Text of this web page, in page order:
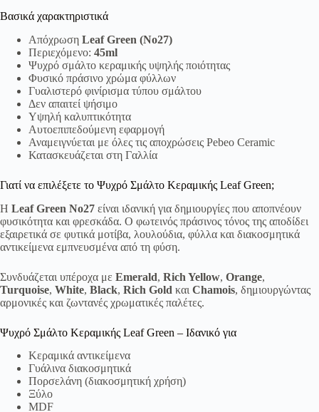
Βασικά χαρακτηριστικά
Απόχρωση Leaf Green (No27)
Περιεχόμενο: 45ml
Ψυχρό σμάλτο κεραμικής υψηλής ποιότητας
Φυσικό πράσινο χρώμα φύλλων
Γυαλιστερό φινίρισμα τύπου σμάλτου
Δεν απαιτεί ψήσιμο
Υψηλή καλυπτικότητα
Αυτοεπιπεδούμενη εφαρμογή
Αναμειγνύεται με όλες τις αποχρώσεις Pebeo Ceramic
Κατασκευάζεται στη Γαλλία
Γιατί να επιλέξετε το Ψυχρό Σμάλτο Κεραμικής Leaf Green;
Η Leaf Green No27 είναι ιδανική για δημιουργίες που αποπνέουν
φυσικότητα και φρεσκάδα. Ο φωτεινός πράσινος τόνος της αποδίδει
εξαιρετικά σε φυτικά μοτίβα, λουλούδια, φύλλα και διακοσμητικά
αντικείμενα εμπνευσμένα από τη φύση.
Συνδυάζεται υπέροχα με Emerald, Rich Yellow, Orange,
Turquoise, White, Black, Rich Gold και Chamois, δημιουργώντας
αρμονικές και ζωντανές χρωματικές παλέτες.
Ψυχρό Σμάλτο Κεραμικής Leaf Green – Ιδανικό για
Κεραμικά αντικείμενα
Γυάλινα διακοσμητικά
Πορσελάνη (διακοσμητική χρήση)
Ξύλο
MDF